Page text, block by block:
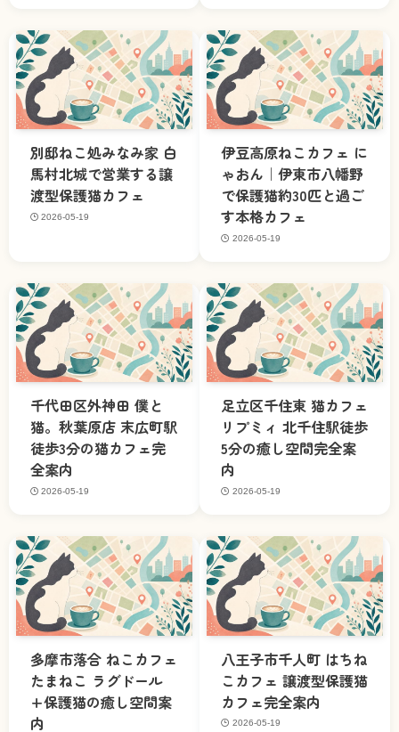
別邸ねこ処みなみ家 白
馬村北城で営業する譲
渡型保護猫カフェ
2026-05-19
伊豆高原ねこカフェ に
ゃおん｜伊東市八幡野
で保護猫約30匹と過ご
す本格カフェ
2026-05-19
千代田区外神田 僕と
猫。秋葉原店 末広町駅
徒歩3分の猫カフェ完
全案内
2026-05-19
足立区千住東 猫カフェ
リプミィ 北千住駅徒歩
5分の癒し空間完全案
内
2026-05-19
多摩市落合 ねこカフェ
たまねこ ラグドール
+保護猫の癒し空間案
内
八王子市千人町 はちね
こカフェ 譲渡型保護猫
カフェ完全案内
2026-05-19